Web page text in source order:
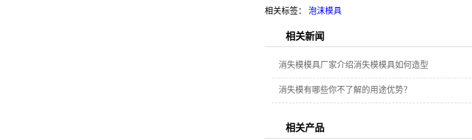
相关标签： 泡沫模具
相关新闻
消失模模具厂家介绍消失模模具如何造型
消失模有哪些你不了解的用途优势？
相关产品